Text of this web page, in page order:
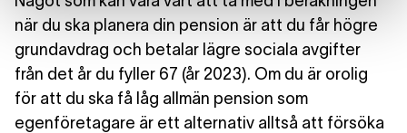
när du ska planera din pension är att du får högre
grundavdrag och betalar lägre sociala avgifter
från det år du fyller 67 (år 2023). Om du är orolig
för att du ska få låg allmän pension som
egenföretagare är ett alternativ alltså att försöka